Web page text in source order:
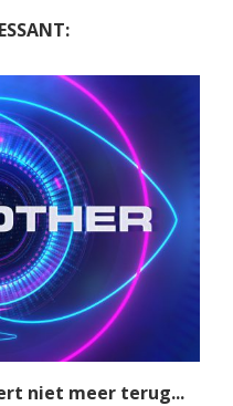
niet meer terug...